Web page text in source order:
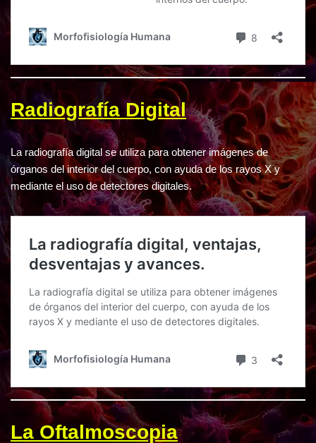
Radiografía Digital
La radiografía digital se utiliza para obtener imágenes de
órganos del interior del cuerpo, con ayuda de los rayos X y
mediante el uso de detectores digitales.
La Oftalmoscopia